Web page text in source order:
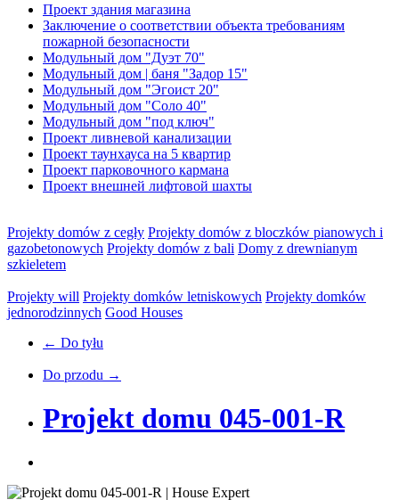
Проект здания магазина
Заключение о соответствии объекта требованиям
пожарной безопасности
Модульный дом "Дуэт 70"
Модульный дом | баня "Задор 15"
Модульный дом "Эгоист 20"
Модульный дом "Соло 40"
Модульный дом "под ключ"
Проект ливневой канализации
Проект таунхауса на 5 квартир
Проект парковочного кармана
Проект внешней лифтовой шахты
Projekty domów z cegły Projekty domów z bloczków pianowych i
gazobetonowych Projekty domów z bali Domy z drewnianym
szkieletem
Projekty will Projekty domków letniskowych Projekty domków
jednorodzinnych Good Houses
← Do tyłu
Do przodu →
Projekt domu 045-001-R